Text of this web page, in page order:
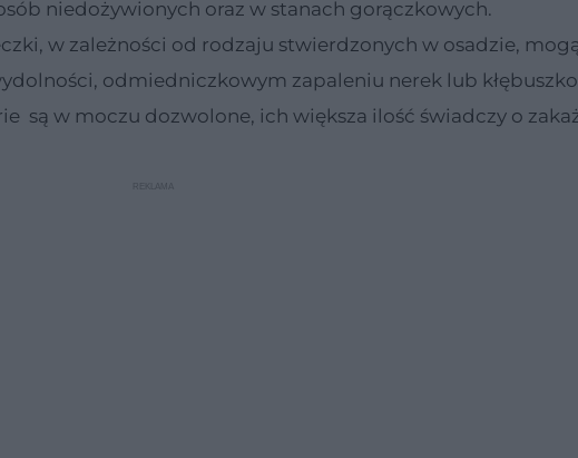
niedożywionych oraz w stanach gorączkowych.
w zależności od rodzaju stwierdzonych w osadzie,
odmiedniczkowym zapaleniu nerek lub
są w moczu dozwolone, ich większa ilość świadczy o